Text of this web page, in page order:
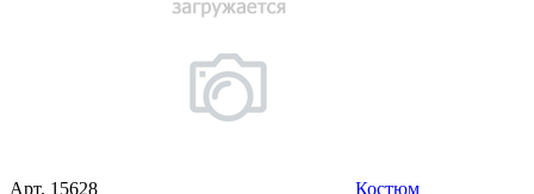
Арт. 15628
Костюм